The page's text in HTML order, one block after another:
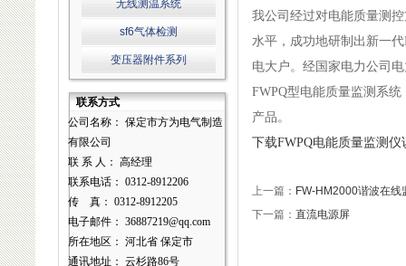
我公司经过对电能质量测
水平，成功地研制出新一
电大户。经国家电力公司
FWPQ型电能质量监测系
产品。
下载FWPQ电能质量监测仪
上一篇： FW-HM2000谐波在线
下一篇： 直流电源屏
无线测温系统
sf6气体检测
变压器附件系列
联系方式
公司名称： 保定市方为电气制造
有限公司
联 系 人： 高经理
联系电话： 0312-8912206
传 真： 0312-8912205
电子邮件： 36887219@qq.com
所在地区： 河北省 保定市
通讯地址： 云杉路86号